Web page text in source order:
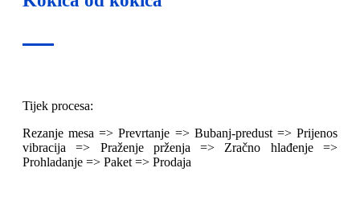
Tijek procesa:
Rezanje mesa => Prevrtanje => Bubanj-predust => Prijenos
vibracija => Praženje prženja => Zračno hlađenje =>
Prohladanje => Paket => Prodaja